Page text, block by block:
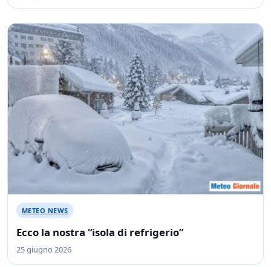
METEO NEWS
Ecco la nostra “isola di refrigerio”
25 giugno 2026